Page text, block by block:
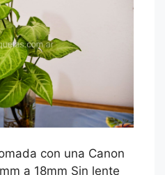
con una Canon
a 18mm Sin lente